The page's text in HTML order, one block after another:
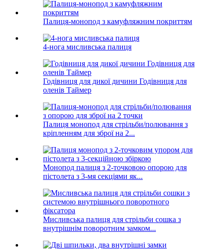
Палиця-монопод з камуфляжним покриттям
4-нога мисливська палиця
Годівниця для дикої дичини Годівниця для
оленів Таймер
Палиця монопод для стрільби/полювання з
кріпленням для зброї на 2...
Монопод палиця з 2-точковою опорою для
пістолета з 3-мя секціями як...
Мисливська палиця для стрільби сошка з
внутрішнім поворотним замком...